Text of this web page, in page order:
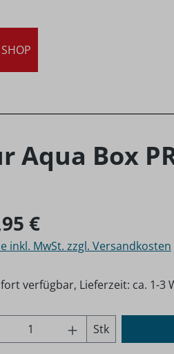
Aqua Box
Preis:
€
inkl. MwSt. zzgl. Versandkosten
verfügbar, Lieferzeit: ca. 1-3
Anzahl: Gib
Stk